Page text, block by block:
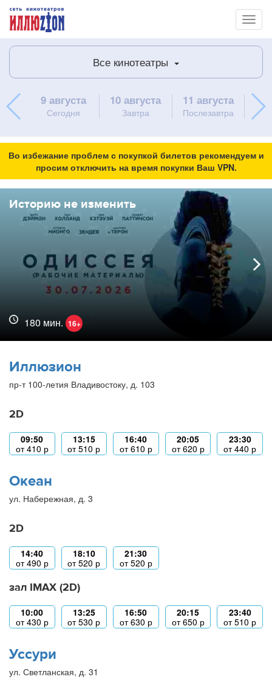
Все кинотеатры
9 августа
Сегодня
10 августа
Завтра
11 августа
Послезавтра
12
Во избежание проблем с покупкой билетов рекомендуем и
просим отключить на время покупки Ваш VPN.
Историю не изменить
180 мин. 16+
Иллюзион
пр-т 100-летия Владивостоку, д. 103
2D
09:50
от410 р
13:15
от510 р
16:40
от610 р
20:05
от620 р
23:30
от440 р
Океан
ул. Набережная, д. 3
2D
14:40
от490 р
18:10
от520 р
21:30
от520 р
зал IMAX (2D)
10:00
от430 р
13:25
от530 р
16:50
от630 р
20:15
от650 р
23:40
от510 р
Уссури
ул. Светланская, д. 31